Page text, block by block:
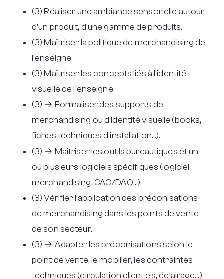
(3) Réaliser une ambiance sensorielle autour
d’un produit, d’une gamme de produits.
(3) Maîtriser la politique de merchandising de
l’enseigne.
(3) Maîtriser les concepts liés à l’identité
visuelle de l’enseigne.
(3) → Formaliser des supports de
merchandising ou d’identité visuelle (books,
fiches techniques d’installation…).
(3) → Maîtriser les outils bureautiques et un
ou plusieurs logiciels spécifiques (logiciel
merchandising, CAO/DAO…).
(3) Vérifier l’application des préconisations
de merchandising dans les points de vente
de son secteur.
(3) → Adapter les préconisations selon le
point de vente, le mobilier, les contraintes
techniques (circulation client·e·s, éclairage…),